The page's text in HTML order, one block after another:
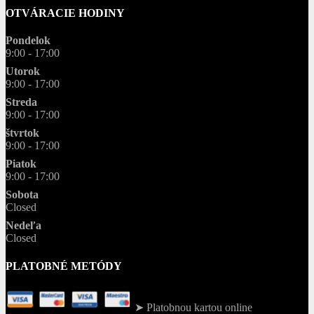
OTVÁRACIE HODINY
Pondelok
9:00 - 17:00
Utorok
9:00 - 17:00
Streda
9:00 - 17:00
štvrtok
9:00 - 17:00
Piatok
9:00 - 17:00
Sobota
Closed
Nedeľa
Closed
PLATOBNÉ METÓDY
➤ Platobnou kartou online